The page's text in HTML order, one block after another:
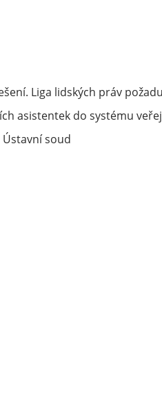
Liga lidských práv
asistentek do systému
soud